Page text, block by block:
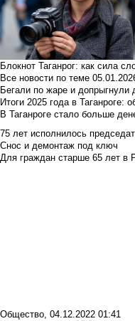
Блокнот Таганрог: как сила
Все новости по теме
Бегали по жаре и допрыгнули
Итоги 2025 года в
В Таганроге стало больше
75 лет исполнилось
Снос и демонтаж под ключ
Для граждан старше 65 лет в
Общество, 04.12.2022 01:41